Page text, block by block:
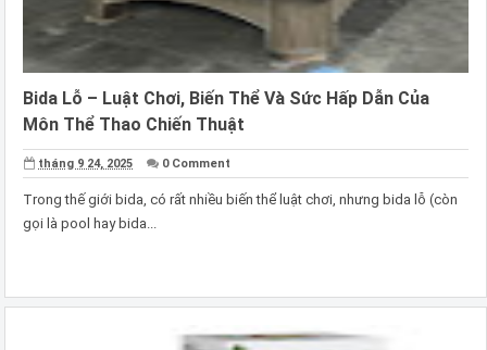
Bida Lỗ – Luật Chơi, Biến Thể Và Sức Hấp Dẫn Của
Môn Thể Thao Chiến Thuật
tháng 9 24, 2025 0 Comment
Trong thế giới bida, có rất nhiều biến thể luật chơi, nhưng bida lỗ (còn
gọi là pool hay bida...